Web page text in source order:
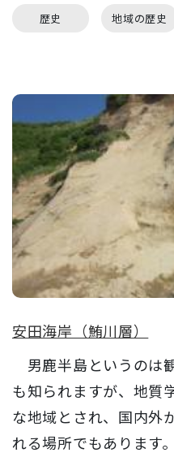
歴史 地域の歴史
安田海岸（鮪川層）
男鹿半島というのは
も知られますが、地質
な地域とされ、国内外
れる場所でもありま